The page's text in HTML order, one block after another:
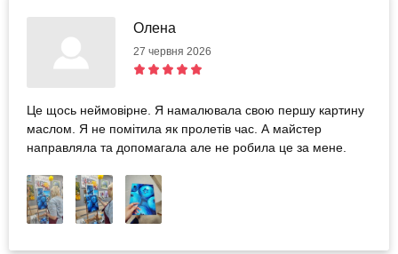
Олена
27 червня 2026
Це щось неймовірне. Я намалювала свою першу картину
маслом. Я не помітила як пролетів час. А майстер
направляла та допомагала але не робила це за мене.